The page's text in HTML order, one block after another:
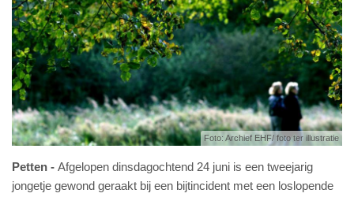
Foto: Archief EHF/ foto ter illustratie
Petten
Afgelopen dinsdagochtend 24 juni is een tweejarig
jongetje gewond geraakt bij een bijtincident met een loslopende